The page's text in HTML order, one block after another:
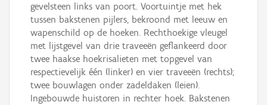
gevelsteen links van poort. Voortuintje met hek
tussen bakstenen pijlers, bekroond met leeuw en
wapenschild op de hoeken. Rechthoekige vleugel
met lijstgevel van drie traveeën geflankeerd door
twee haakse hoekrisalieten met topgevel van
respectievelijk één (linker) en vier traveeën (rechts);
twee bouwlagen onder zadeldaken (leien).
Ingebouwde huistoren in rechter hoek. Bakstenen